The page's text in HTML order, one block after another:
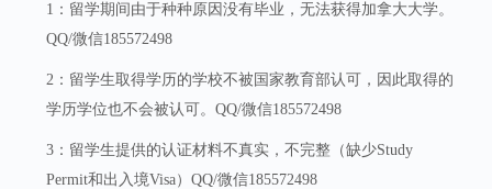
1：留学期间由于种种原因没有毕业，无法获得加拿大大学。
QQ/微信185572498
2：留学生取得学历的学校不被国家教育部认可，因此取得的
学历学位也不会被认可。QQ/微信185572498
3：留学生提供的认证材料不真实，不完整（缺少Study
Permit和出入境Visa）QQ/微信185572498